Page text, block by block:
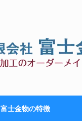
富士金物の特徴